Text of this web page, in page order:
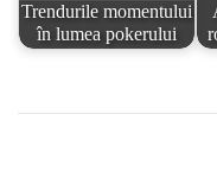
Trendurile momentului
în lumea pokerului